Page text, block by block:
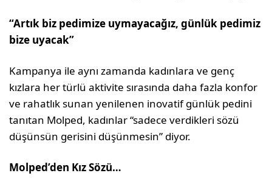
“Artık biz pedimize uymayacağız, günlük pedimiz
bize uyacak”
Kampanya ile aynı zamanda kadınlara ve genç
kızlara her türlü aktivite sırasında daha fazla konfor
ve rahatlık sunan yenilenen inovatif günlük pedini
tanıtan Molped, kadınlar “sadece verdikleri sözü
düşünsün gerisini düşünmesin” diyor.
Molped’den Kız Sözü…